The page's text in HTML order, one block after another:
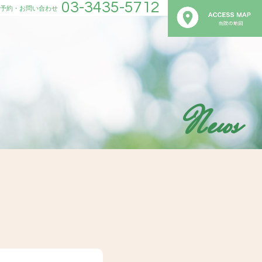
約・お問い合わせ 03-3435-5712
News